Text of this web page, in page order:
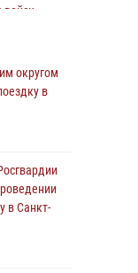
войск
с
округом
в
в Санкт-